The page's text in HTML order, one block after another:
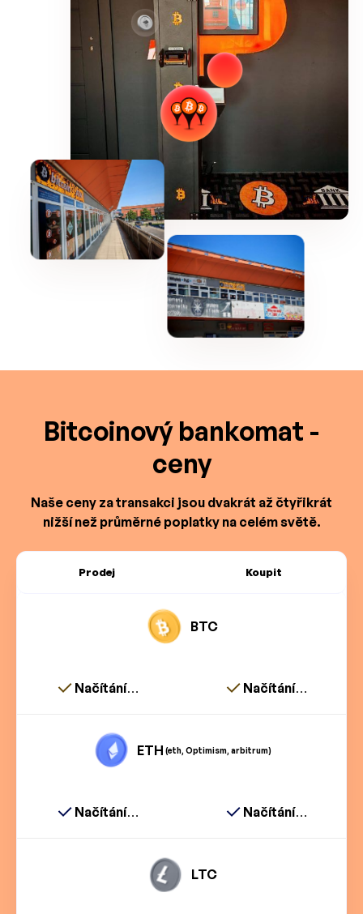
Bitcoinový bankomat -
ceny
Naše ceny za transakci jsou dvakrát až čtyřikrát
nižší než průměrné poplatky na celém světě.
Prodej Koupit
BTC
Načítání… Načítání…
ETH (eth, Optimism, arbitrum)
Načítání… Načítání…
LTC